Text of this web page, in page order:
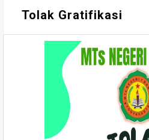
Tolak Gratifikasi